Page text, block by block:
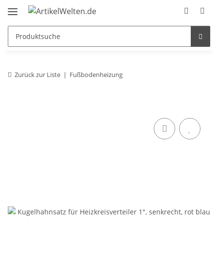
Zurück zur Liste Fußbodenheizung